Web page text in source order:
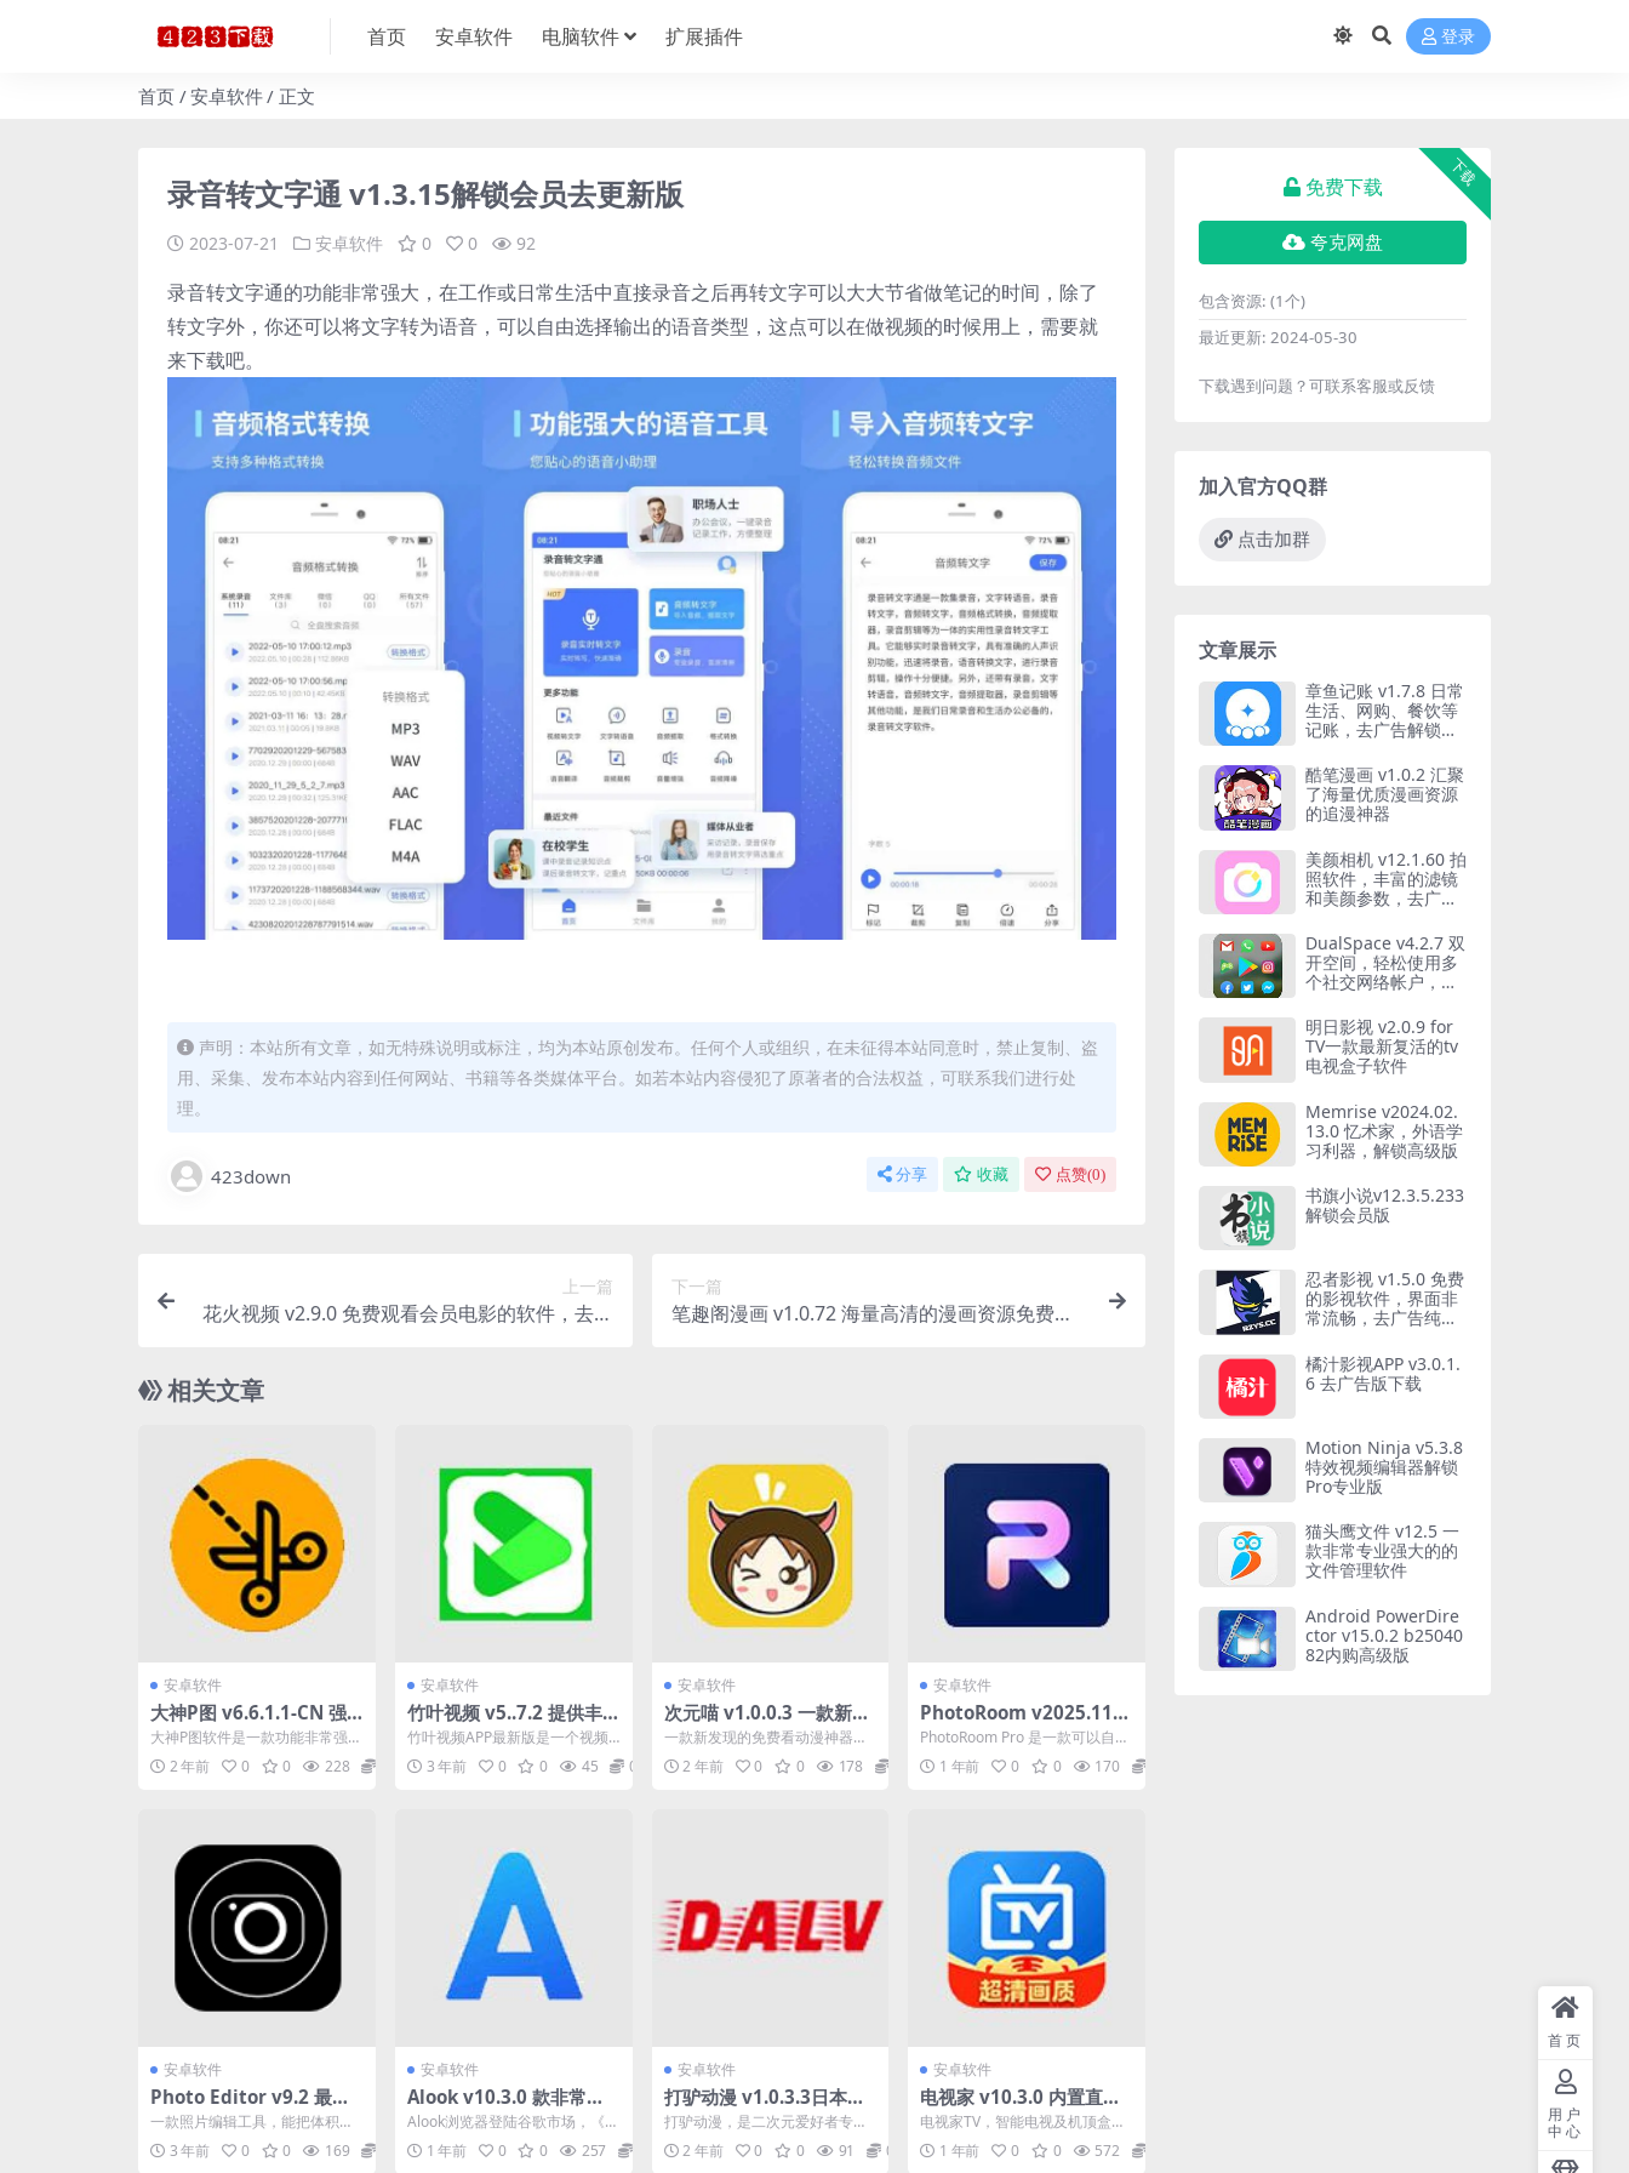
首页 安卓软件 电脑软件 扩展插件 登录
首页 安卓软件 正文
录音转文字通 v1.3.15解锁会员去更新版
2023-07-21 安卓软件 0 0 92
录音转文字通的功能非常强大，在工作或日常生活中直接录音之后再转文字可以大大节省做笔记的时间，除了
转文字外，你还可以将文字转为语音，可以自由选择输出的语音类型，这点可以在做视频的时候用上，需要就
来下载吧。
声明：本站所有文章，如无特殊说明或标注，均为本站原创发布。任何个人或组织，在未征得本站同意时，禁止复制、盗
用、采集、发布本站内容到任何网站、书籍等各类媒体平台。如若本站内容侵犯了原著者的合法权益，可联系我们进行处
理。
423down 分享 收藏 点赞(0)
上一篇
花火视频 v2.9.0 免费观看会员电影的软件，去广
下一篇
笔趣阁漫画 v1.0.72 海量高清的漫画资源免费
相关文章
安卓软件
大神P图 v6.6.1.1-CN 强
大的手机图片制作工具，
解锁会员版
大神P图软件是一款功能非常强大
的手机图片制作工具，该软件不
提供照相功能，为用户提...
2 年前 0 0 228
安卓软件
竹叶视频 v5..7.2 提供丰
富的影视资源,竹叶视频AP
P最新版
竹叶视频APP最新版是一个视频
播放器，提供丰富的影视资源，
电影、电视剧、综艺、动...
3 年前 0 0 45 0
安卓软件
次元喵 v1.0.0.3 一款新发
现的免费看动漫神器 去广
告纯净版
一款新发现的免费看动漫神器，
软件资源挺全的，国漫日漫都能
看，需要注意的是视频不会...
2 年前 0 0 178
安卓软件
PhotoRoom v2025.11.0
2_1797 手机抠图软件高级
版
PhotoRoom Pro 是一款可以自动
裁剪图片中的人物和物体。有了
它您无需摄...
1 年前 0 0 170
安卓软件
Photo Editor v9.2 最强
照片编辑器，P图神器，解
锁高级版
一款照片编辑工具，能把体积做
到5M左右，并且常用的功能一个
不漏，比起那些P图软件...
3 年前 0 0 169
安卓软件
Alook v10.3.0 款非常注
重用户隐私安全的掌上极
速浏览器app极简无广告
Alook浏览器登陆谷歌市场，《Al
ook浏览器》是一款非常注重用
户隐私安全的掌...
1 年前 0 0 257
安卓软件
打驴动漫 v1.0.3.3日本动
漫、国产动漫，番剧，全
站免费播放，去广告纯净
版
打驴动漫，是二次元爱好者专属
的温馨小站，本APP提供无修樱
花动漫新番且拥有最新最...
2 年前 0 0 91 0
安卓软件
电视家 v10.3.0 内置直播
源 解锁版
电视家TV，智能电视及机顶盒电
视直播APP，应用由企业开发，
拥有大量稳定高清频道...
1 年前 0 0 572
下载
免费下载
夸克网盘
包含资源: (1个)
最近更新: 2024-05-30
下载遇到问题？可联系客服或反馈
加入官方QQ群
点击加群
文章展示
章鱼记账 v1.7.8 日常
生活、网购、餐饮等
记账，去广告解锁会
酷笔漫画 v1.0.2 汇聚
了海量优质漫画资源
的追漫神器
美颜相机 v12.1.60 拍
照软件，丰富的滤镜
和美颜参数，去广告
DualSpace v4.2.7 双
开空间，轻松使用多
个社交网络帐户，解
明日影视 v2.0.9 for
TV一款最新复活的tv
电视盒子软件
Memrise v2024.02.
13.0 忆术家，外语学
习利器，解锁高级版
书旗小说v12.3.5.233
解锁会员版
忍者影视 v1.5.0 免费
的影视软件，界面非
常流畅，去广告纯净
橘汁影视APP v3.0.1.
6 去广告版下载
Motion Ninja v5.3.8
特效视频编辑器解锁
Pro专业版
猫头鹰文件 v12.5 一
款非常专业强大的的
文件管理软件
Android PowerDire
ctor v15.0.2 b25040
82内购高级版
首页
用户
中心